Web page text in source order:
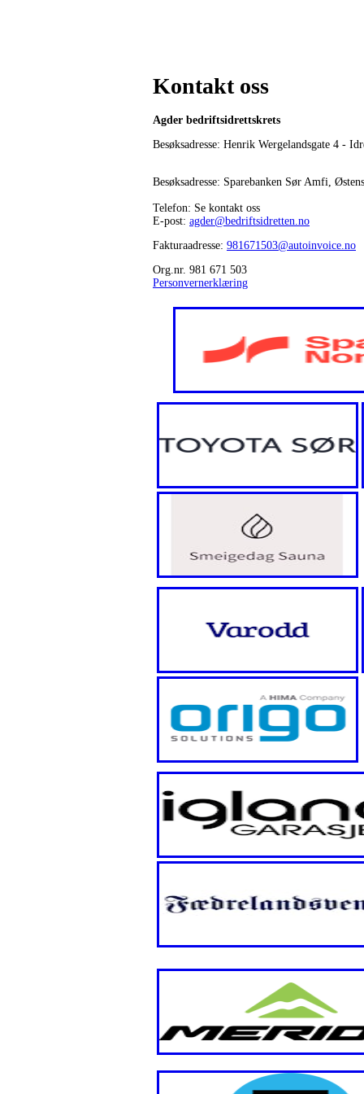
Kontakt oss
Agder bedriftsidrettskrets
Besøksadresse: Henrik Wergelandsgate 4 -
Besøksadresse: Sparebanken Sør Amfi,
Telefon: Se kontakt oss
E-post: agder@bedriftsidretten.no
Fakturaadresse: 981671503@autoinvoice.no
Org.nr. 981 671 503
Personvernerklæring